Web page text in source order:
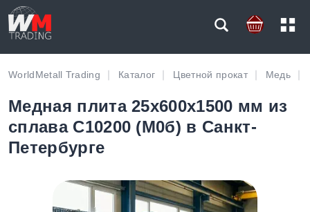
WorldMetall Trading Каталог Цветной прокат Медь
Медная плита 25х600х1500 мм из
сплава C10200 (М0б) в Санкт-
Петербурге